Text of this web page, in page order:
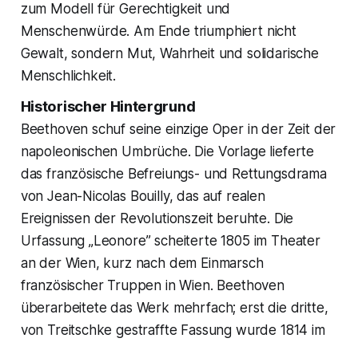
zum Modell für Gerechtigkeit und
Menschenwürde. Am Ende triumphiert nicht
Gewalt, sondern Mut, Wahrheit und solidarische
Menschlichkeit.
Historischer Hintergrund
Beethoven schuf seine einzige Oper in der Zeit der
napoleonischen Umbrüche. Die Vorlage lieferte
das französische Befreiungs- und Rettungsdrama
von Jean-Nicolas Bouilly, das auf realen
Ereignissen der Revolutionszeit beruhte. Die
Urfassung „Leonore” scheiterte 1805 im Theater
an der Wien, kurz nach dem Einmarsch
französischer Truppen in Wien. Beethoven
überarbeitete das Werk mehrfach; erst die dritte,
von Treitschke gestraffte Fassung wurde 1814 im